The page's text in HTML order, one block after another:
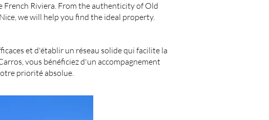
Riviera. From the authenticity of Old
we will help you find the ideal property.
et d'établir un réseau solide qui facilite la
vous bénéficiez d'un accompagnement
priorité absolue.